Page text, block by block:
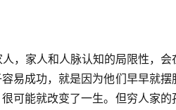
，家人和人脉认知的局限性，会
易成功，就是因为他们早早就摆
可能就改变了一生。但穷人家的